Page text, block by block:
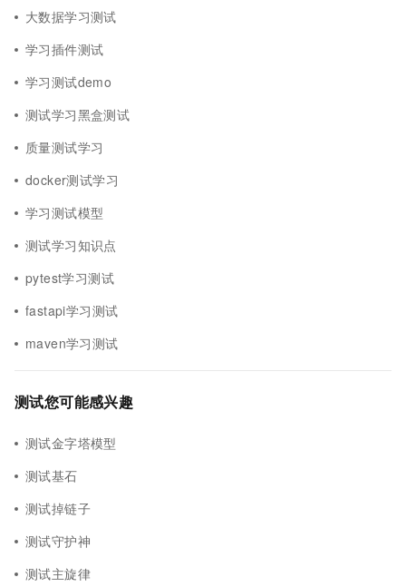
大数据学习测试
学习插件测试
学习测试demo
测试学习黑盒测试
质量测试学习
docker测试学习
学习测试模型
测试学习知识点
pytest学习测试
fastapi学习测试
maven学习测试
测试您可能感兴趣
测试金字塔模型
测试基石
测试掉链子
测试守护神
测试主旋律